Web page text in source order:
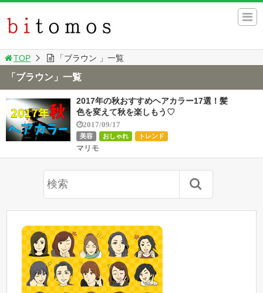
TOP 「ブラウン 」一覧
「ブラウン」一覧
2017年の秋おすすめヘアカラー17選！髪
色を変えて秋を楽しもう♡
2017/09/17
美容 おしゃれ トレンド
マリモ